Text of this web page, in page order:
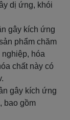
dị ứng, khói
gây kích ứng
phẩm chăm
hóa
chất này có
gây kích ứng
bao gồm